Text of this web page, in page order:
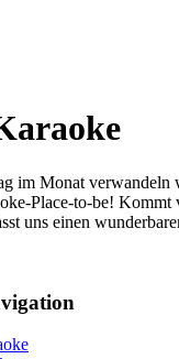
im Monat verwandeln
Place-to-be!
uns einen